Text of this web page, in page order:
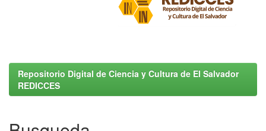
Repositorio Digital de Ciencia y Cultura de El Salvador
REDICCES